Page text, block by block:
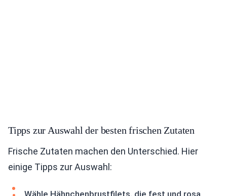
Tipps zur Auswahl der besten frischen Zutaten
Frische Zutaten machen den Unterschied. Hier
einige Tipps zur Auswahl: